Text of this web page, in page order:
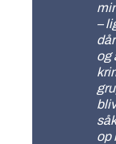
–
og
op